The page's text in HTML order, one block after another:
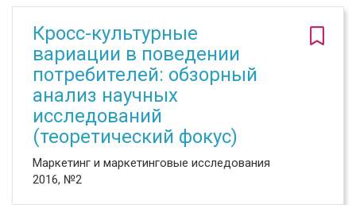
Кросс-культурные
вариации в поведении
потребителей: обзорный
анализ научных
исследований
(теоретический фокус)
Маркетинг и маркетинговые исследования
2016, №2